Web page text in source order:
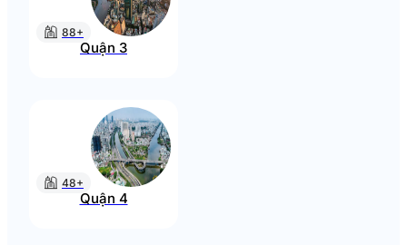
88+
Quận 3
48+
Quận 4